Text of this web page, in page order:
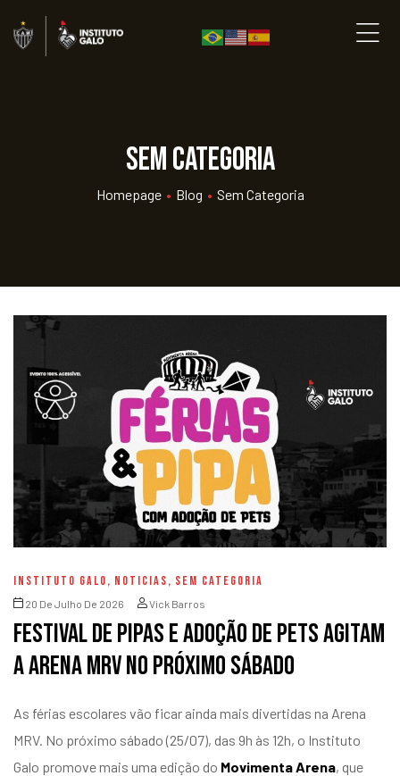
Sem categoria
Homepage • Blog • Sem Categoria
INSTITUTO GALO, NOTICIAS, SEM CATEGORIA
20 De Julho De 2026 Vick Barros
Festival de Pipas e adoção de pets agitam
a Arena MRV no próximo sábado
As férias escolares vão ficar ainda mais divertidas na Arena
MRV. No próximo sábado (25/07), das 9h às 12h, o Instituto
Galo promove mais uma edição do Movimenta Arena, que